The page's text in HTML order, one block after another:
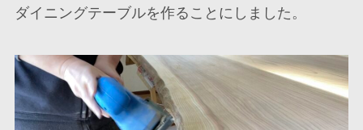
ダイニングテーブルを作ることにしました。